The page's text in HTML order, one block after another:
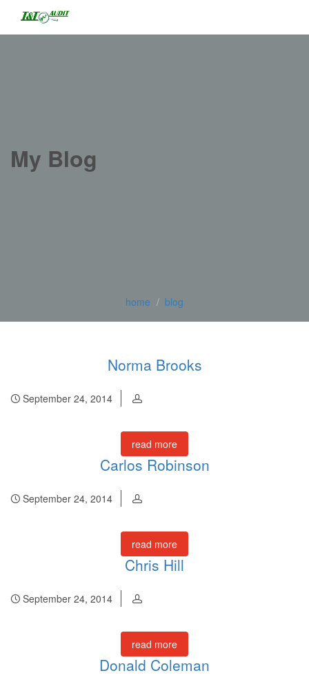
My Blog
home blog
Norma Brooks
September 24, 2014
read more
Carlos Robinson
September 24, 2014
read more
Chris Hill
September 24, 2014
read more
Donald Coleman